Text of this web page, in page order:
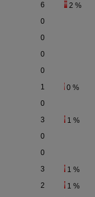
6 2 %
0
0
0
0
1 0 %
0
3 1 %
0
0
3 1 %
2 1 %